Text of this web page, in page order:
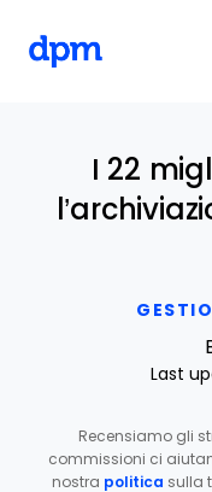
I 22
Last
Recensiamo gli
commissioni ci
nostra politica sulla